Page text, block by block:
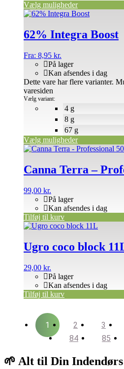
Vælg muligheder
62% Integra Boost
Fra: 8,95 kr.
På lager
Kan afsendes i dag
Vælg variant:
Vælg muligheder
Dette vare har flere varianter.
varesiden
4 g
8 g
67 g
Canna Terra –
99,00 kr.
På lager
Kan afsendes i dag
Tilføj til kurv
Ugro coco block
29,00 kr.
På lager
Kan afsendes i dag
Tilføj til kurv
1 2 3
84
85
🌱 Alt til Din